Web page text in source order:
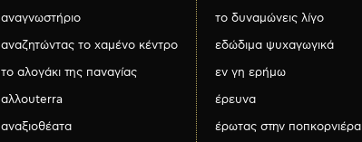
αναγνωστήριο
αναζητώντας το χαμένο κέντρο
το αλογάκι της παναγίας
αλλουterra
αναξιοθέατα
το δυναμώνεις λίγο
εδώδιμα ψυχαγωγικά
εν γη ερήμω
έρευνα
έρωτας στην ποπκορνιέρα